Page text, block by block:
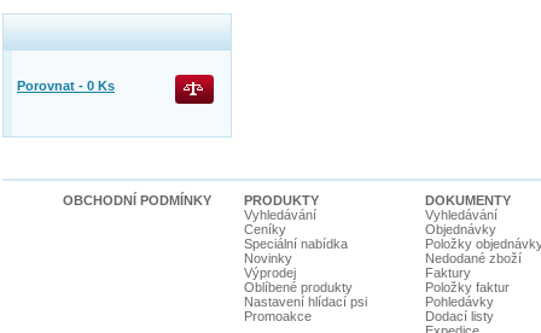
Porovnat - 0 Ks
OBCHODNÍ PODMÍNKY
PRODUKTY
Vyhledávání
Ceníky
Speciální nabídka
Novinky
Výprodej
Oblíbené produkty
Nastavení hlídací psi
Promoakce
DOKUMENTY
Vyhledávání
Objednávky
Položky
Nedodané zboží
Faktury
Položky faktur
Pohledávky
Dodací listy